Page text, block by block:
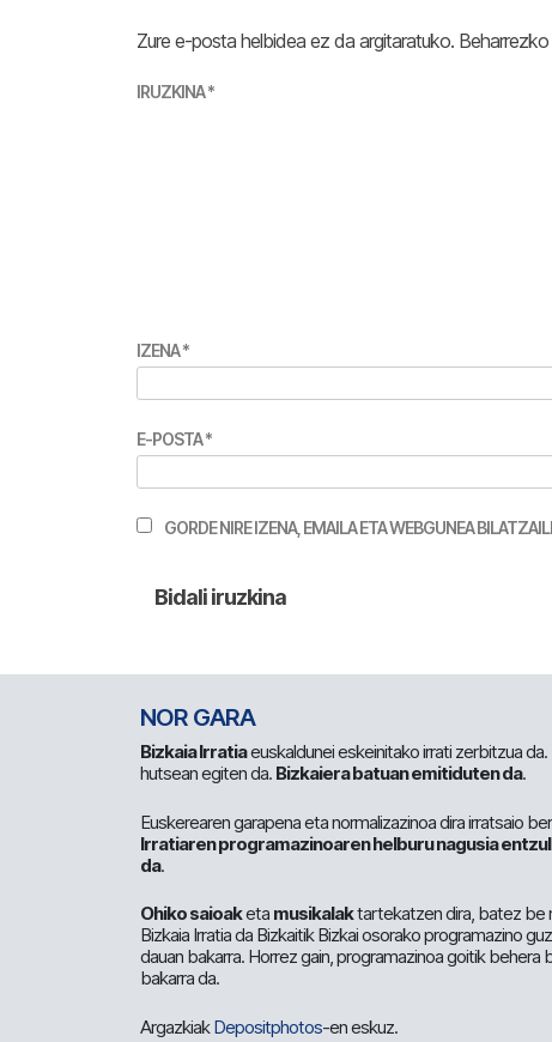
Zure e-posta helbidea ez da argitaratuko.
IRUZKINA*
IZENA*
E-POSTA*
GORDE NIRE IZENA, EMAILA ETA WEBGUNEA
NOR GARA
Bizkaia Irratiaeuskaldunei eskeinitako irrati zerbitzua
hutsean egiten da. Bizkaiera batuan emitiduten da.
Euskerearen garapena eta normalizazinoa dira irratsaio
Irratiaren programazinoaren helburu nagusia
da.
Ohiko saioaketa musikalaktartekatzen dira, batez be
Bizkaia Irratia da Bizkaitik Bizkai osorako programazino
dauan bakarra. Horrez gain, programazinoa goitik behera
bakarra da.
ArgazkiakDepositphotos-en eskuz.